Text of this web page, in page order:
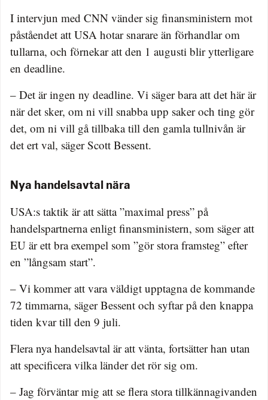
I intervjun med CNN vänder sig finansministern mot
påståendet att USA hotar snarare än förhandlar om
tullarna, och förnekar att den 1 augusti blir ytterligare
en deadline.
– Det är ingen ny deadline. Vi säger bara att det här är
när det sker, om ni vill snabba upp saker och ting gör
det, om ni vill gå tillbaka till den gamla tullnivån är
det ert val, säger Scott Bessent.
Nya handelsavtal nära
USA:s taktik är att sätta ”maximal press” på
handelspartnerna enligt finansministern, som säger att
EU är ett bra exempel som ”gör stora framsteg” efter
en ”långsam start”.
– Vi kommer att vara väldigt upptagna de kommande
72 timmarna, säger Bessent och syftar på den knappa
tiden kvar till den 9 juli.
Flera nya handelsavtal är att vänta, fortsätter han utan
att specificera vilka länder det rör sig om.
– Jag förväntar mig att se flera stora tillkännagivanden